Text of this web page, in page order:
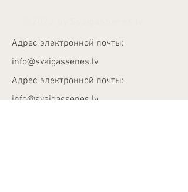
Адрес электронной почты:
info@svaigassenes.lv
Адрес электронной почты:
info@svaigassenes.lv